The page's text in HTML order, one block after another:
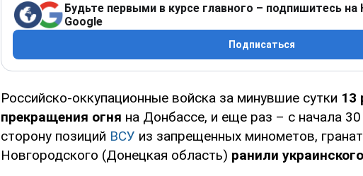
Будьте первыми в курсе главного – подпишитесь на
Google
Подписаться
Российско-оккупационные войска за минувшие сутки 13
прекращения огня на Донбассе, и еще раз – с начала
сторону позиций ВСУ из запрещенных минометов,
Новгородского (Донецкая область) ранили